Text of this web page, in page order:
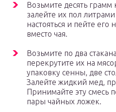
Возьмите десять
залейте их пол
настояться и пейте его
вместо чая.
Возьмите по два
перекрутите их на
упаковку сенны, две
Залейте жидкий мед,
Принимайте эту смесь
пары чайных ложек.